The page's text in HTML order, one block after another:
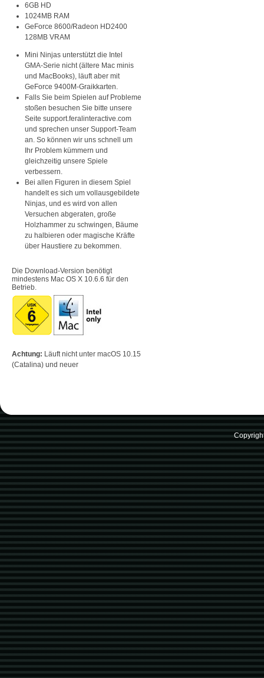
6GB HD
1024MB RAM
GeForce 8600/Radeon HD2400
128MB VRAM
Mini Ninjas unterstützt die Intel
GMA-Serie nicht (ältere Mac minis
und MacBooks), läuft aber mit
GeForce 9400M-Graikkarten.
Falls Sie beim Spielen auf Probleme
stoßen besuchen Sie bitte unsere
Seite support.feralinteractive.com
und sprechen unser Support-Team
an. So können wir uns schnell um
Ihr Problem kümmern und
gleichzeitig unsere Spiele
verbessern.
Bei allen Figuren in diesem Spiel
handelt es sich um vollausgebildete
Ninjas, und es wird von allen
Versuchen abgeraten, große
Holzhammer zu schwingen, Bäume
zu halbieren oder magische Kräfte
über Haustiere zu bekommen.
Die Download-Version benötigt
mindestens Mac OS X 10.6.6 für den
Betrieb.
Achtung: Läuft nicht unter macOS 10.15
(Catalina) und neuer